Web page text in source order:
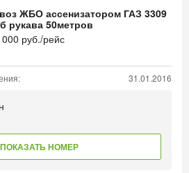
ЖБО ассенизатором ГАЗ 3309
рукава 50метров
руб./рейс
31.01.2016
ПОКАЗАТЬ НОМЕР